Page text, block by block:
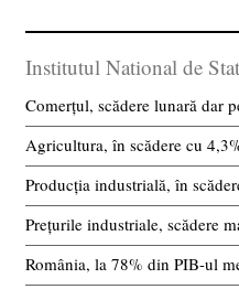
Institutul National de
Comerțul, scădere lunară dar
Agricultura, în scădere cu
Producția industrială, în
Prețurile industriale, scădere
România, la 78% din PIB-ul